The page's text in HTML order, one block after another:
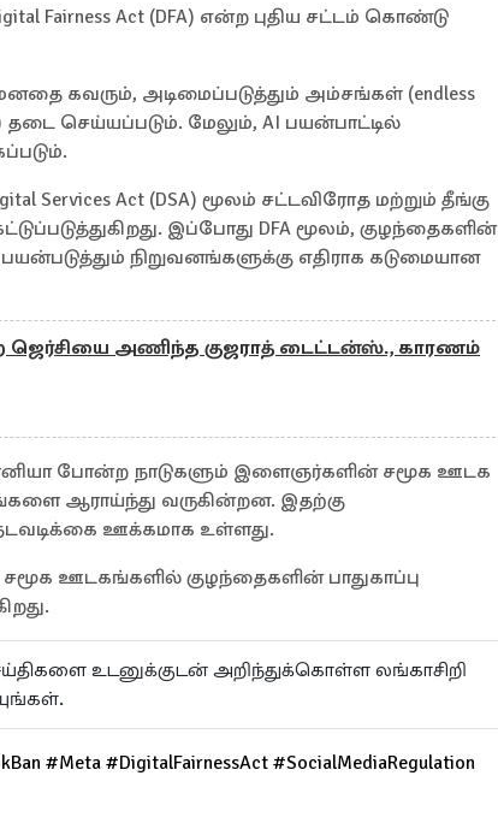
Fairness Act (DFA) என்ற புதிய சட்டம் கொண்டு
கவரும், அடிமைப்படுத்தும் அம்சங்கள் (endless
தடை செய்யப்படும். மேலும், AI பயன்பாட்டில்
Services Act (DSA) மூலம் சட்டவிரோத மற்றும் தீங்கு
இப்போது DFA மூலம், குழந்தைகளின்
நிறுவனங்களுக்கு எதிராக கடுமையான
ஜெர்சியை அணிந்த குஜராத் டைட்டன்ஸ்., காரணம்
போன்ற நாடுகளும் இளைஞர்களின் சமூக ஊடக
ஆராய்ந்து வருகின்றன. இதற்கு
ஊக்கமாக உள்ளது.
ஊடகங்களில் குழந்தைகளின் பாதுகாப்பு
உடனுக்குடன் அறிந்துக்கொள்ள லங்காசிறி
#Meta #DigitalFairnessAct #SocialMediaRegulation